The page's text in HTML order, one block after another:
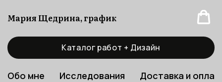
Мария Щедрина, график
Каталог работ + Дизайн
Обо мне Исследования Доставка и